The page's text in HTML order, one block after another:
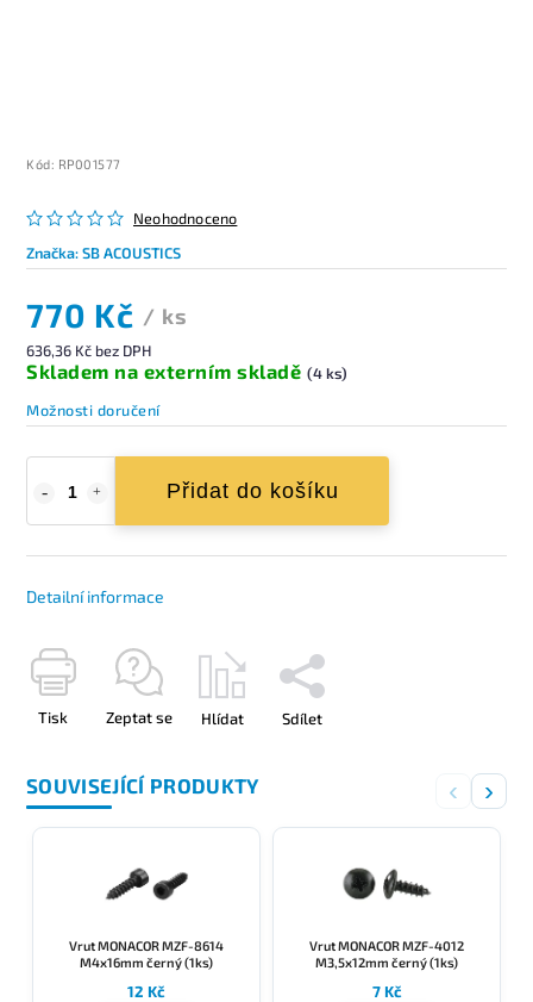
Kód: RP001577
Neohodnoceno
Značka:SB ACOUSTICS
770 Kč / ks
636,36 Kč bez DPH
Skladem na externím skladě (4 ks)
Možnosti doručení
Přidat do košíku
Detailní informace
Tisk Zeptat se Hlídat Sdílet
SOUVISEJÍCÍ PRODUKTY ‹ ›
Vrut MONACOR MZF-8614
M4x16mm černý (1ks)
12 Kč
Vrut MONACOR MZF-4012
M3,5x12mm černý (1ks)
7 Kč